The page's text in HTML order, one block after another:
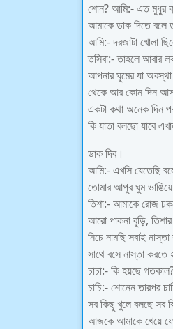
শোন? আমি:- এত মুধুর
আমাকে ডাক দিতে বলে
আমি:- দরজাটা খোলা
তসিবা:- তাহলে আবার
আপনার ঘুমের যা
থেকে আর কোন দিন
একটা কথা অনেক দিন
কি যাতা বলছো যাবে
ডাক দিব।
আমি:- এখসি যেতেছি
তোমার আপুর ঘুম
তিশা:- আমাকে রোজ
আরো পাকনা বুড়ি,
নিচে নামছি সবাই
সাথে বসে নাস্তা
চাচা:- কি হয়ছে
চাচি:- শোনেন তারপর
সব কিছু খুলে বলছে সব
আজকে আমাকে খেয়ে